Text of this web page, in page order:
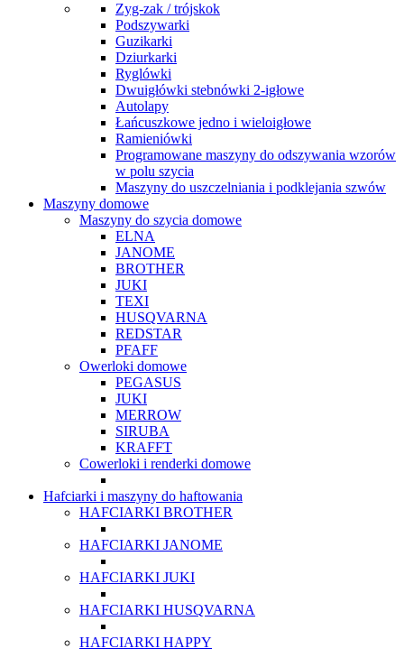
Zyg-zak / trójskok
Podszywarki
Guzikarki
Dziurkarki
Ryglówki
Dwuigłówki stebnówki 2-igłowe
Autolapy
Łańcuszkowe jedno i wieloigłowe
Ramieniówki
Programowane maszyny do odszywania wzorów
w polu szycia
Maszyny do uszczelniania i podklejania szwów
Maszyny domowe
Maszyny do szycia domowe
ELNA
JANOME
BROTHER
JUKI
TEXI
HUSQVARNA
REDSTAR
PFAFF
Owerloki domowe
PEGASUS
JUKI
MERROW
SIRUBA
KRAFFT
Cowerloki i renderki domowe
Hafciarki i maszyny do haftowania
HAFCIARKI BROTHER
HAFCIARKI JANOME
HAFCIARKI JUKI
HAFCIARKI HUSQVARNA
HAFCIARKI HAPPY